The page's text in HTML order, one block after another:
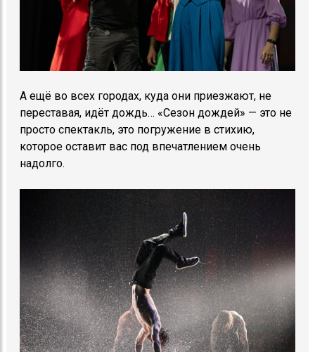
А ещё во всех городах, куда они приезжают, не
переставая, идёт дождь… «Сезон дождей» — это не
просто спектакль, это погружение в стихию,
которое оставит вас под впечатлением очень
надолго.